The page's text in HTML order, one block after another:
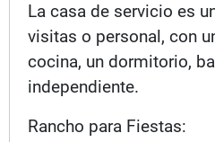
La casa de servicio es
visitas o personal, con
cocina, un dormitorio,
independiente.
Rancho para Fiestas: